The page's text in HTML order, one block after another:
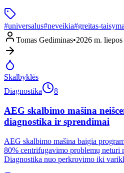
#universalus#neveikia#greitas-
Tomas Gediminas•2026 m. liepos
Skalbyklės
Diagnostika
8
AEG skalbimo mašina
diagnostika ir sprendimai
AEG skalbimo mašina baigia
80% centrifugavimo problemų neturi
Diagnostika nuo perkrovimo iki